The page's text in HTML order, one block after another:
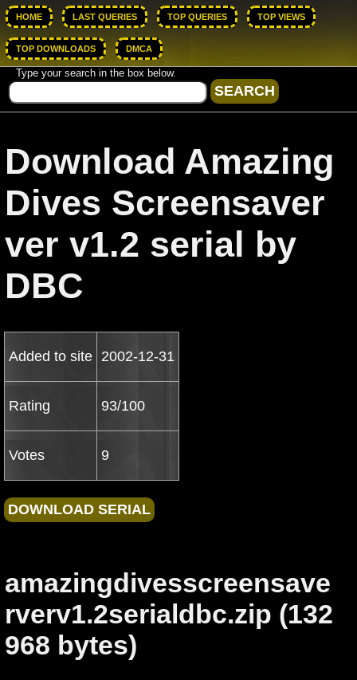
HOME LAST QUERIES TOP QUERIES TOP VIEWS
TOP DOWNLOADS DMCA
Type your search in the box below.
Download Amazing
Dives Screensaver
ver v1.2 serial by
DBC
Added to site 2002-12-31
Rating 93/100
Votes 9
amazingdivesscreensave
rverv1.2serialdbc.zip (132
968 bytes)